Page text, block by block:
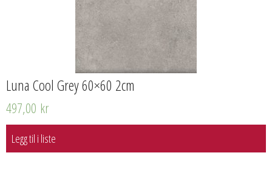
Luna Cool Grey 60×60 2cm
497,00 kr
Legg til i liste